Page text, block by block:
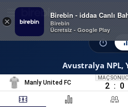
×
Birebin - iddaa Canlı
Birebin
Ücretsiz - Google Play
Avustralya NPL,
Manly United FC
MAÇ
2 : 0